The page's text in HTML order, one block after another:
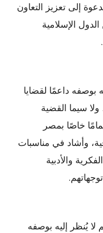
إلى تعزيز التعاون
الإسلامية
بوصفه داعمًا لقضايا
ولا سيما القضية
خاصًا بمصر
وأشاد في مناسبات
والأدبية
يُنظر إليه بوصفه